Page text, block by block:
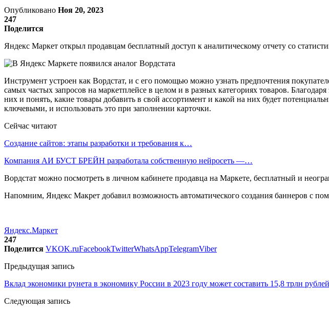
Опубликовано Ноя 20, 2023
247
Поделится
Яндекс Маркет открыл продавцам бесплатный доступ к аналитическому отчету со
Инструмент устроен как Вордстат, и с его помощью можно узнать предпочтения
самых частых запросов на маркетплейсе в целом и в разных категориях товаров.
них и понять, какие товары добавить в свой ассортимент и какой на них будет
ключевыми, и использовать это при заполнении карточки.
Сейчас читают
Создание сайтов: этапы разработки и требования к…
Компания АИ БУСТ БРЕЙН разработала собственную нейросеть —…
Вордстат можно посмотреть в личном кабинете продавца на Маркете, бесплатный и
Напомним, Яндекс Макрет добавил возможность автоматического создания баннеров с
Яндекс.Маркет
247
Поделится VKOK.ruFacebookTwitterWhatsAppTelegramViber
Предыдущая запись
Вклад экономики рунета в экономику России в 2023 году может составить 15,8 трлн рублей
Следующая запись